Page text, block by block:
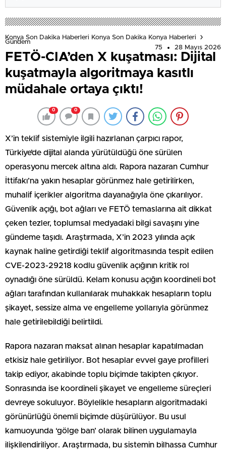
Konya Son Dakika Haberleri Konya Son Dakika Konya Haberleri
Gündem
75
28 Mayıs 2026
FETÖ-CIA’den X kuşatması: Dijital
kuşatmayla algoritmaya kasıtlı
müdahale ortaya çıktı!
0 0
X’in teklif sistemiyle ilgili hazırlanan çarpıcı rapor,
Türkiye’de dijital alanda yürütüldüğü öne sürülen
operasyonu mercek altına aldı. Rapora nazaran Cumhur
İttifakı’na yakın hesaplar görünmez hale getirilirken,
muhalif içerikler algoritma dayanağıyla öne çıkarılıyor.
Güvenlik açığı, bot ağları ve FETÖ temaslarına ait dikkat
çeken tezler, toplumsal medyadaki bilgi savaşını yine
gündeme taşıdı. Araştırmada, X’in 2023 yılında açık
kaynak haline getirdiği teklif algoritmasında tespit edilen
CVE-2023-29218 kodlu güvenlik açığının kritik rol
oynadığı öne sürüldü. Kelam konusu açığın koordineli bot
ağları tarafından kullanılarak muhakkak hesapların toplu
şikayet, sessize alma ve engelleme yollarıyla görünmez
hale getirilebildiği belirtildi.
Rapora nazaran maksat alınan hesaplar kapatılmadan
etkisiz hale getiriliyor. Bot hesaplar evvel gaye profilleri
takip ediyor, akabinde toplu biçimde takipten çıkıyor.
Sonrasında ise koordineli şikayet ve engelleme süreçleri
devreye sokuluyor. Böylelikle hesapların algoritmadaki
görünürlüğü önemli biçimde düşürülüyor. Bu usul
kamuoyunda ‘gölge ban’ olarak bilinen uygulamayla
ilişkilendiriliyor. Araştırmada, bu sistemin bilhassa Cumhur